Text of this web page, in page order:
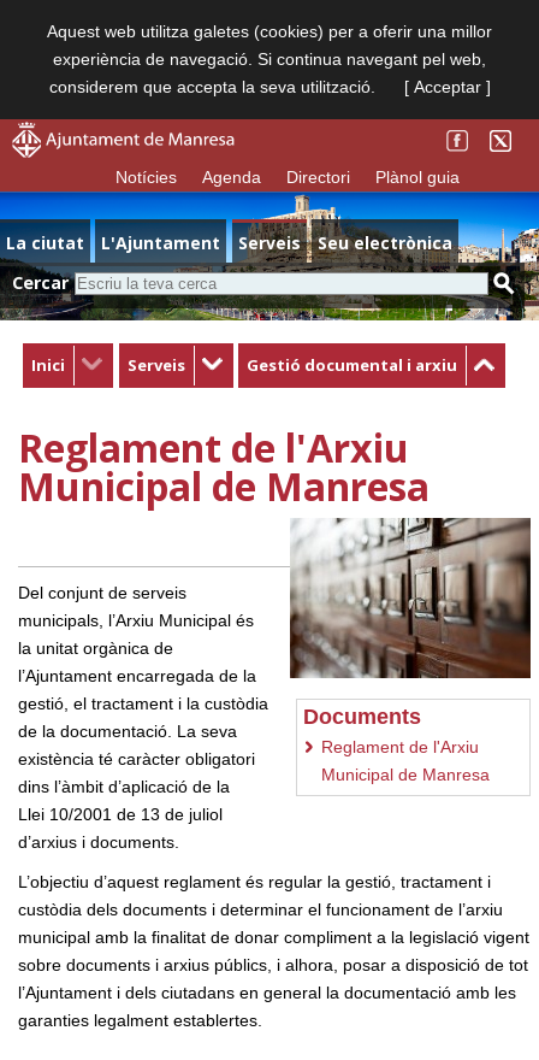
Aquest web utilitza galetes (cookies) per a oferir una millor
experiència de navegació. Si continua navegant pel web,
considerem que accepta la seva utilització.
[ Acceptar ]
Notícies Agenda Directori Plànol guia
La ciutat L'Ajuntament Serveis
Seu electrònica
Cercar
Inici Serveis Gestió documental i arxiu
Reglament de l'Arxiu
Municipal de Manresa
Documents
Reglament de l'Arxiu
Municipal de Manresa
Del conjunt de serveis
municipals, l’Arxiu Municipal és
la unitat orgànica de
l’Ajuntament encarregada de la
gestió, el tractament i la custòdia
de la documentació. La seva
existència té caràcter obligatori
dins l’àmbit d’aplicació de la
Llei 10/2001 de 13 de juliol
d’arxius i documents.
L’objectiu d’aquest reglament és regular la gestió, tractament i
custòdia dels documents i determinar el funcionament de l’arxiu
municipal amb la finalitat de donar compliment a la legislació vigent
sobre documents i arxius públics, i alhora, posar a disposició de tot
l’Ajuntament i dels ciutadans en general la documentació amb les
garanties legalment establertes.